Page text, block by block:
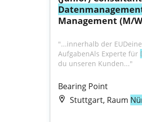
Management (M/
"...innerhalb der
AufgabenAls Experte für
du unseren Kunden..."
Bearing Point
Stuttgart, Raum